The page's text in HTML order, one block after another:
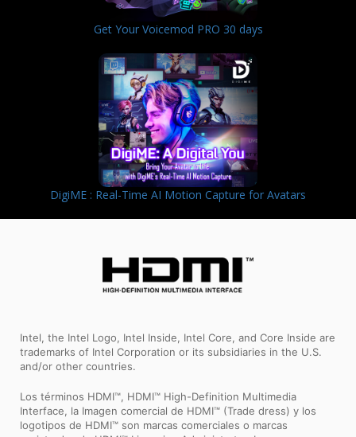
Get Your Voicemod PRO 30 days
DigiME : Real-Time AI Motion Capture for Avatars
Intel, the Intel Logo, Intel Inside, Intel Core, and Core Inside are
trademarks of Intel Corporation or its subsidiaries in the U.S.
and/or other countries.
Los términos HDMI™, HDMI™ High-Definition Multimedia
Interface, la Imagen comercial de HDMI™ (Trade dress) y los
logotipos de HDMI™ son marcas comerciales o marcas